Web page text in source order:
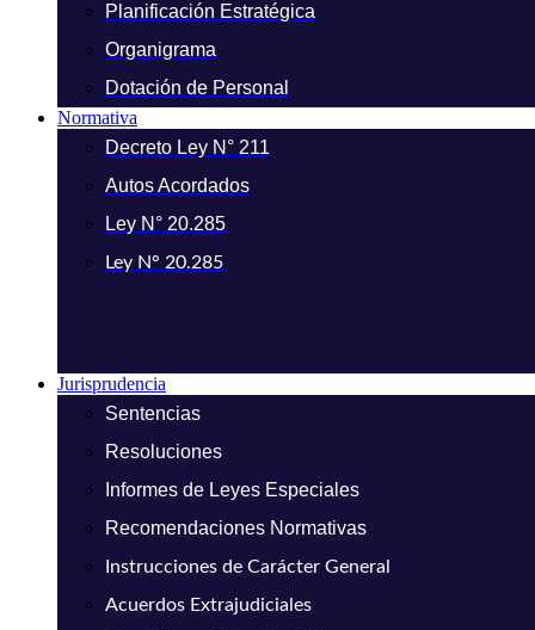
Planificación Estratégica
Organigrama
Dotación de Personal
Normativa
Decreto Ley N° 211
Autos Acordados
Ley N° 20.285
Ley N° 20.285
Jurisprudencia
Sentencias
Resoluciones
Informes de Leyes Especiales
Recomendaciones Normativas
Instrucciones de Carácter General
Acuerdos Extrajudiciales